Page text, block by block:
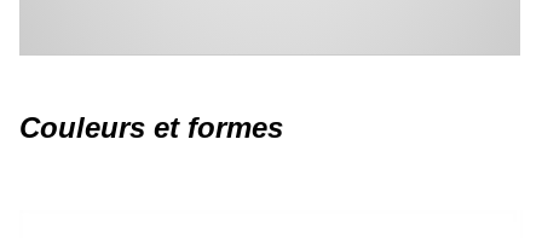
Couleurs et formes